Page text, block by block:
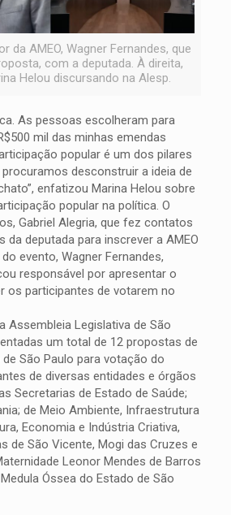
da AMEO, Wagner Fernandes, que
com a deputada. À direita,
Helou discursando na Alesp.
As pessoas escolheram para
mil das minhas emendas
popular é um dos pilares
desconstruir a ideia de
enfatizou Marina Helou sobre
popular na política. O
Gabriel Alegria, que fez contatos
deputada para inscrever a AMEO
evento, Wagner Fernandes,
responsável por apresentar o
os participantes de votarem no
Assembleia Legislativa de São
um total de 12 propostas de
São Paulo para votação do
de diversas entidades e órgãos
Secretarias de Estado de Saúde;
de Meio Ambiente, Infraestrutura
Economia e Indústria Criativa,
de São Vicente, Mogi das Cruzes e
Leonor Mendes de Barros
Óssea do Estado de São